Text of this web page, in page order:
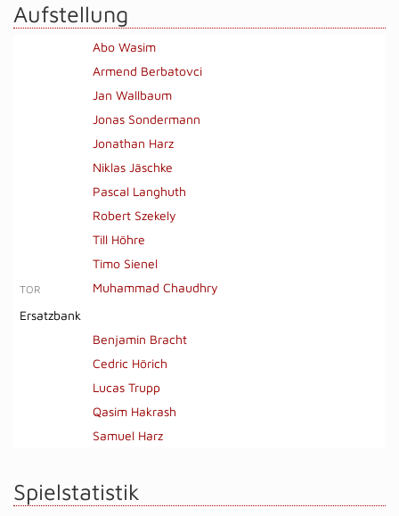
Aufstellung
Abo Wasim
Armend Berbatovci
Jan Wallbaum
Jonas Sondermann
Jonathan Harz
Niklas Jäschke
Pascal Langhuth
Robert Szekely
Till Höhre
Timo Sienel
TOR
Muhammad Chaudhry
Ersatzbank
Benjamin Bracht
Cedric Hörich
Lucas Trupp
Qasim Hakrash
Samuel Harz
Spielstatistik